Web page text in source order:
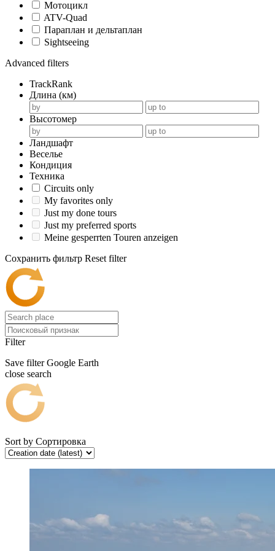
Мотоцикл
ATV-Quad
Параплан и дельтаплан
Sightseeing
Advanced filters
TrackRank
Длина (км)
Высотомер
Ландшафт
Веселье
Кондиция
Техника
Circuits only
My favorites only
Just my done tours
Just my preferred sports
Meine gesperrten Touren anzeigen
Сохранить фильтр Reset filter
Filter
Save filter Google Earth
close search
Sort by Сортировка